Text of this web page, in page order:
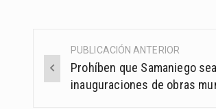
Post
navigation
PUBLICACIÓN ANTERIOR
Prohíben que Samaniego
inauguraciones de obras